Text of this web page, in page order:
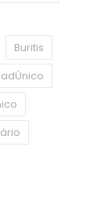
Buritis